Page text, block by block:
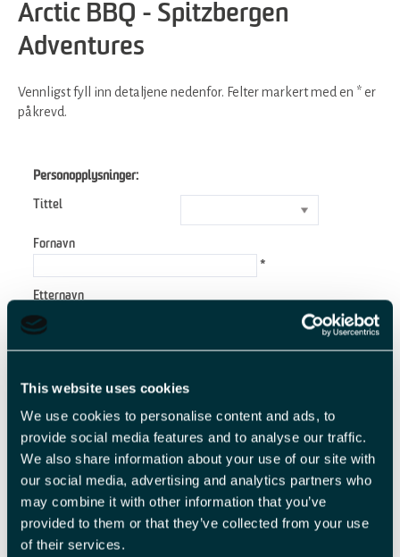
This website uses cookies
We use cookies to personalise content and ads, to
provide social media features and to analyse our traffic.
We also share information about your use of our site with
our social media, advertising and analytics partners who
may combine it with other information that you’ve
provided to them or that they’ve collected from your use
of their services.
Arctic BBQ - Spitzbergen
Adventures
Vennligst fyll inn detaljene nedenfor. Felter markert med en * er
påkrevd.
Personopplysninger:
Tittel
Fornavn
*
Etternavn
E-postadresse
*